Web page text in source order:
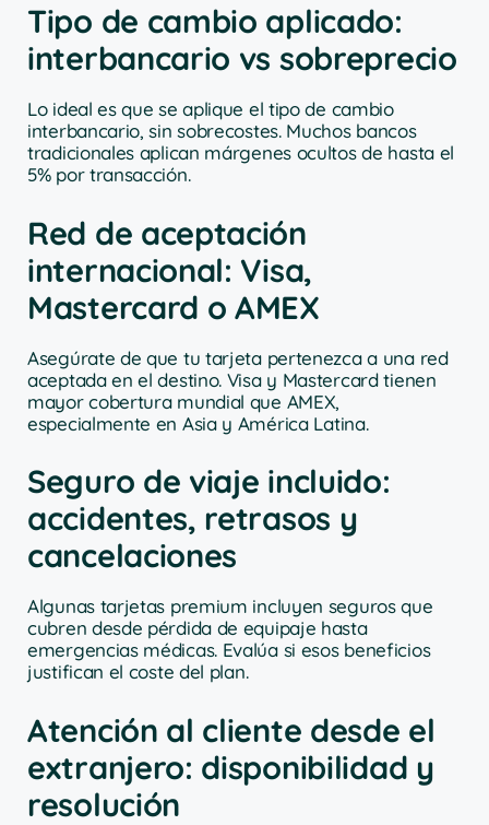
Tipo de cambio aplicado:
interbancario vs sobreprecio
Lo ideal es que se aplique el tipo de cambio
interbancario, sin sobrecostes. Muchos bancos
tradicionales aplican márgenes ocultos de hasta el
5% por transacción.
Red de aceptación
internacional: Visa,
Mastercard o AMEX
Asegúrate de que tu tarjeta pertenezca a una red
aceptada en el destino. Visa y Mastercard tienen
mayor cobertura mundial que AMEX,
especialmente en Asia y América Latina.
Seguro de viaje incluido:
accidentes, retrasos y
cancelaciones
Algunas tarjetas premium incluyen seguros que
cubren desde pérdida de equipaje hasta
emergencias médicas. Evalúa si esos beneficios
justifican el coste del plan.
Atención al cliente desde el
extranjero: disponibilidad y
resolución